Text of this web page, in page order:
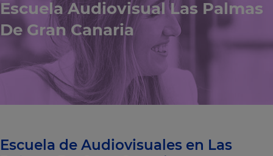
Escuela Audiovisual Las Palmas
De Gran Canaria
Escuela de Audiovisuales en Las